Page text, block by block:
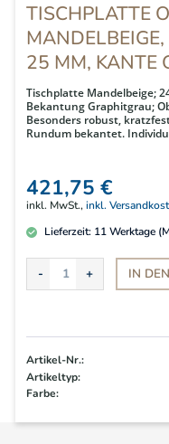
TISCHPLATTE
25 MM, KANTE
Tischplatte Mandelbeige;
Bekantung Graphitgrau;
Besonders robust,
Rundum bekantet.
421,75 €
inkl. MwSt.,inkl.
Lieferzeit: 11Werktage
IN DEN
Artikel-Nr.:
Artikeltyp:
Farbe: